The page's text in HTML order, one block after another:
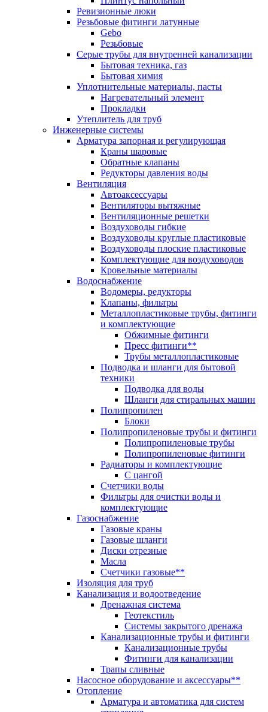
Ревизионные люки
Резьбовые фитинги латунные
Gebo
Резьбовые
Серые трубы для внутренней канализации
Бытовая техника, газ
Бытовая химия
Уплотнительные материалы, пасты
Нагревательный элемент
Прокладки
Утеплитель для труб
Инженерные системы
Арматура запорная и регулирующая
Краны шаровые
Обратные клапаны
Редукторы давления воды
Вентиляция
Автоаксессуары
Вентиляторы вытяжные
Вентиляционные решетки
Воздуховоды гибкие
Воздуховоды круглые пластиковые
Воздуховоды плоские пластиковые
Комплектующие для воздуховодов
Кровельные материалы
Водоснабжение
Водомеры, редукторы
Клапаны, фильтры
Металлопластиковые трубы, фитинги
и комплектующие
Обжимные фитинги
Пресс фитинги**
Трубы металлопластиковые
Подводка и шланги для бытовой
техники
Подводка для воды
Шланги для стиральных машин
Полипропилен
Блоки
Полипропиленовые трубы и фитинги
Полипропиленовые трубы
Полипропиленовые фитинги
Радиаторы и комплектующие
С цангой
Счетчики воды
Фильтры для очистки воды и
комплектующие
Газоснабжение
Газовые краны
Газовые шланги
Диски отрезные
Масла
Счетчики газовые**
Изоляция для труб
Канализация и водоотведение
Дренажная система
Геотекстиль
Системы закрытого дренажа
Канализационные трубы и фитинги
Канализационные трубы
Фитинги для канализации
Трапы сливные
Насосное оборудование и аксессуары**
Отопление
Арматура и автоматика для систем